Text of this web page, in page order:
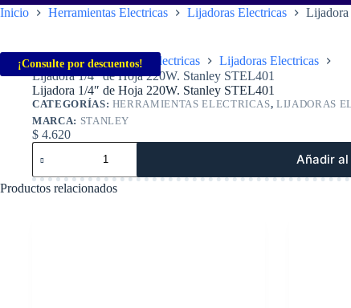
Inicio Herramientas Electricas Lijadoras Electricas Lijadora
¡Consulte por descuentos!
Inicio Herramientas Electricas
Lijadoras Electricas
Lijadora 1/4″ de Hoja 220W. Stanley STEL401
Lijadora 1/4″ de Hoja 220W. Stanley STEL401
CATEGORÍAS: HERRAMIENTAS ELECTRICAS,LIJADORAS
MARCA: STANLEY
$ 4.620
Lijadora
1/4"
de
Hoja
Añadir
Productos relacionados